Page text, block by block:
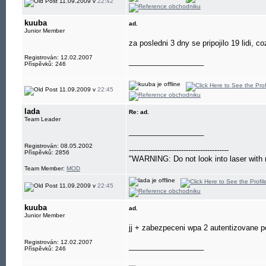
kuuba
Junior Member
Registrován: 12.02.2007
Příspěvků: 246
ad.
za posledni 3 dny se pripojilo 19 lidi,
11.09.2009 v 22:45
lada
Team Leader
Registrován: 08.05.2002
Příspěvků: 2856
Team Member: MOD
Re: ad.
------------------------------------------
"WARNING: Do not look into laser with
11.09.2009 v 22:45
kuuba
Junior Member
Registrován: 12.02.2007
Příspěvků: 246
ad.
jj + zabezpeceni wpa 2 autentizovane